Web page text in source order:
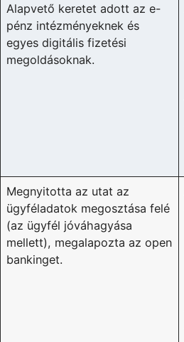
Alapvető keretet adott az e-
pénz intézményeknek és
egyes digitális fizetési
megoldásoknak.
Megnyitotta az utat az
ügyféladatok megosztása felé
(az ügyfél jóváhagyása
mellett), megalapozta az open
bankinget.